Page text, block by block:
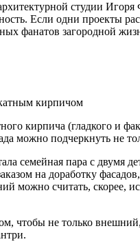
студии
Если одни проекты
фанатов загородной
кирпича (гладкого и
можно подчеркнуть не
семейная пара с двумя
на доработку
можно считать, скорее,
чтобы не только